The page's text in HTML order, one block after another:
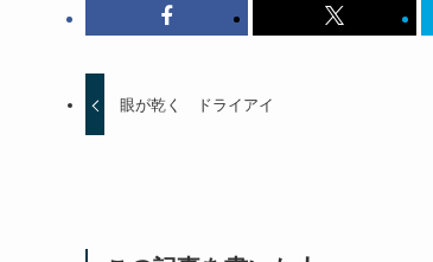
眼が乾く ドライアイ